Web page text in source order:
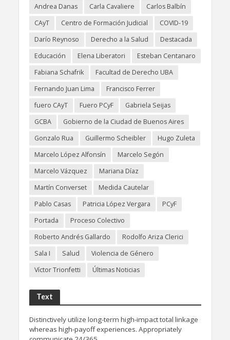
Andrea Danas
Carla Cavaliere
Carlos Balbín
CAyT
Centro de Formación Judicial
COVID-19
Darío Reynoso
Derecho a la Salud
Destacada
Educación
Elena Liberatori
Esteban Centanaro
Fabiana Schafrik
Facultad de Derecho UBA
Fernando Juan Lima
Francisco Ferrer
fuero CAyT
Fuero PCyF
Gabriela Seijas
GCBA
Gobierno de la Ciudad de Buenos Aires
Gonzalo Rua
Guillermo Scheibler
Hugo Zuleta
Marcelo López Alfonsín
Marcelo Segón
Marcelo Vázquez
Mariana Díaz
Martín Converset
Medida Cautelar
Pablo Casas
Patricia López Vergara
PCyF
Portada
Proceso Colectivo
Roberto Andrés Gallardo
Rodolfo Ariza Clerici
Sala I
Salud
Violencia de Género
Víctor Trionfetti
Últimas Noticias
Text
Distinctively utilize long-term high-impact total linkage
whereas high-payoff experiences. Appropriately